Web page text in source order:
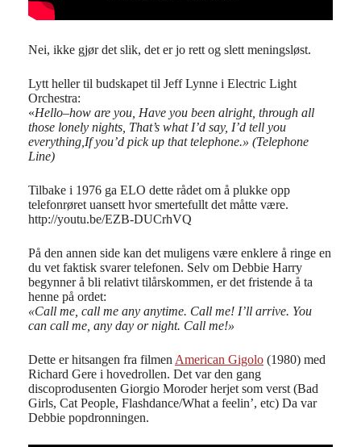
Nei, ikke gjør det slik, det er jo rett og slett meningsløst.
Lytt heller til budskapet til Jeff Lynne i Electric Light
Orchestra:
«Hello–how are you, Have you been alright, through all
those lonely nights, That’s what I’d say, I’d tell you
everything,If you’d pick up that telephone.» (Telephone
Line)
Tilbake i 1976 ga ELO dette rådet om å plukke opp
telefonrøret uansett hvor smertefullt det måtte være.
http://youtu.be/EZB-DUCrhVQ
På den annen side kan det muligens være enklere å ringe en
du vet faktisk svarer telefonen. Selv om Debbie Harry
begynner å bli relativt tilårskommen, er det fristende å ta
henne på ordet:
«Call me, call me any anytime. Call me! I’ll arrive. You
can call me, any day or night. Call me!»
Dette er hitsangen fra filmen American Gigolo (1980) med
Richard Gere i hovedrollen. Det var den gang
discoprodusenten Giorgio Moroder herjet som verst (Bad
Girls, Cat People, Flashdance/What a feelin’, etc) Da var
Debbie popdronningen.